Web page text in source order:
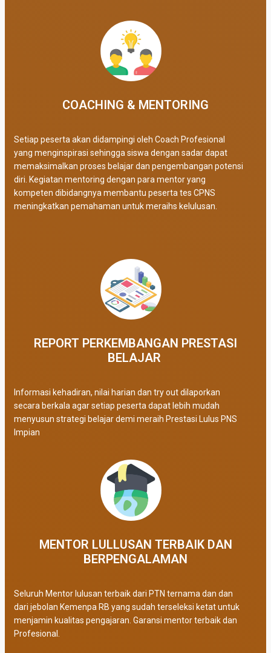
COACHING & MENTORING
Setiap peserta akan didampingi oleh Coach Profesional
yang menginspirasi sehingga siswa dengan sadar dapat
memaksimalkan proses belajar dan pengembangan potensi
diri. Kegiatan mentoring dengan para mentor yang
kompeten dibidangnya membantu peserta tes CPNS
meningkatkan pemahaman untuk meraihs kelulusan.
REPORT PERKEMBANGAN PRESTASI
BELAJAR ​
Informasi kehadiran, nilai harian dan try out dilaporkan
secara berkala agar setiap peserta dapat lebih mudah
menyusun strategi belajar demi meraih Prestasi Lulus PNS
Impian
MENTOR LULLUSAN TERBAIK DAN
BERPENGALAMAN
Seluruh Mentor lulusan terbaik dari PTN ternama dan dan
dari jebolan Kemenpa RB yang sudah terseleksi ketat untuk
menjamin kualitas pengajaran. Garansi mentor terbaik dan
Profesional.